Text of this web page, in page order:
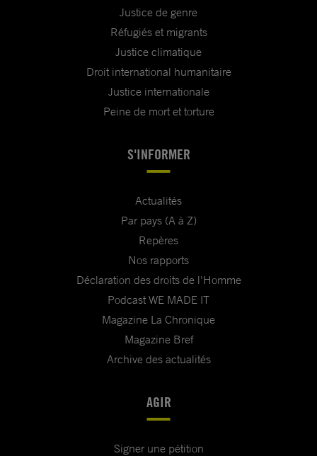
Justice de genre
Réfugiés et migrants
Justice climatique
Droit international humanitaire
Justice internationale
Peine de mort et torture
S'INFORMER
Actualités
Par pays (A à Z)
Repères
Nos rapports
Déclaration des droits de l'Homme
Podcast WE MADE IT
Magazine La Chronique
Magazine Bref
Archive des actualités
AGIR
Signer une pétition